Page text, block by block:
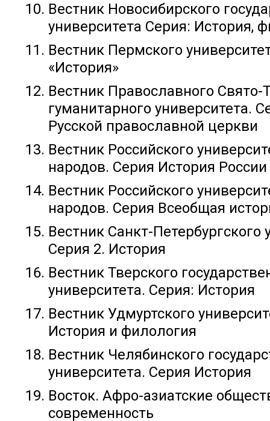
Вестник Новосибирского
университета Серия: История,
Вестник Пермского
«История»
Вестник Православного Свято-
гуманитарного университета.
Русской православной церкви
Вестник Российского
народов. Серия История России
Вестник Российского
народов. Серия Всеобщая
Вестник Санкт-Петербургского
Серия 2. История
Вестник Тверского
университета. Серия: История
Вестник Удмуртского
История и филология
Вестник Челябинского
университета. Серия История
Восток. Афро-азиатские
современность